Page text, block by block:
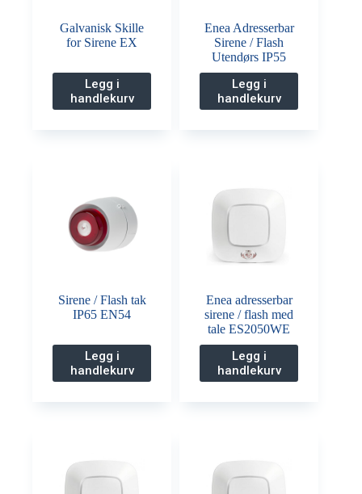
Galvanisk Skille
for Sirene EX
Legg i
handlekurv
Enea Adresserbar
Sirene / Flash
Utendørs IP55
Legg i
handlekurv
Sirene / Flash tak
IP65 EN54
Legg i
handlekurv
Enea adresserbar
sirene / flash med
tale ES2050WE
Legg i
handlekurv